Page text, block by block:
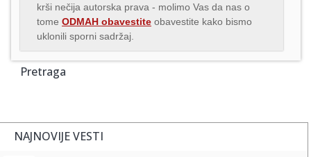
krši nečija autorska prava - molimo Vas da nas o
tome ODMAH obavestite obavestite kako bismo
uklonili sporni sadržaj.
Pretraga
NAJNOVIJE VESTI